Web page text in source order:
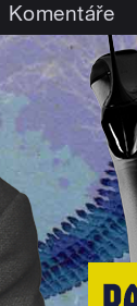
Komentáře